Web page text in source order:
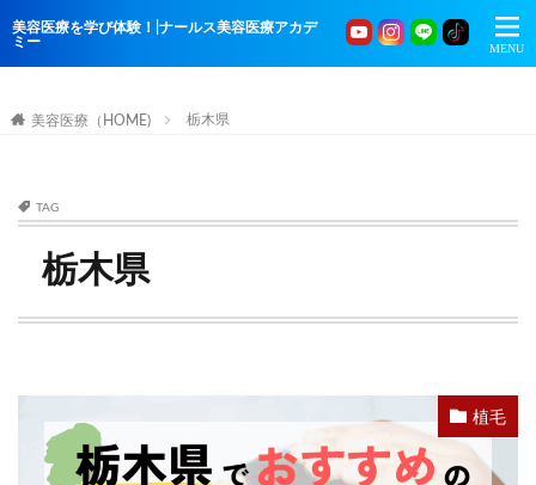
美容医療を学び体験！|ナールス美容医療アカデ
ミー
美容医療（HOME) 栃木県
TAG
栃木県
植毛